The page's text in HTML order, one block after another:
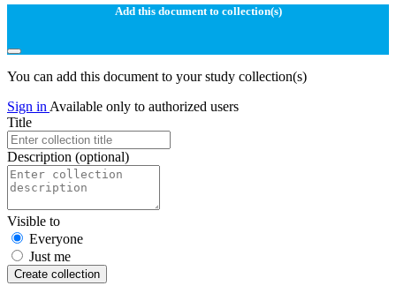
Add this document to collection(s)
You can add this document to your study collection(s)
Sign in Available only to authorized users
Title
Description (optional)
Visible to
Everyone
Just me
Create collection